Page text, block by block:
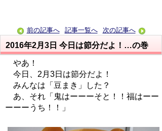
前の記事へ 記事一覧へ 次の記事へ
2016年2月3日 今日は節分だよ！…の巻
やあ！
今日、2月3日は節分だよ！
みんなは「豆まき」した？
あ、それ「鬼はーーーそと！！福はーー
ーーーうち！！」